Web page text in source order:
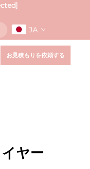
JA
お見積もりを依頼する
ヤー